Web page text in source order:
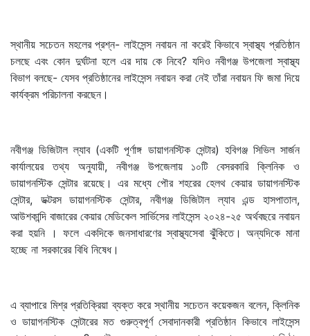
স্থানীয় সচেতন মহলের প্রশ্ন- লাইসেন্স নবায়ন না করেই কিভাবে স্বাস্থ্য প্রতিষ্ঠান
চলছে এবং কোন দুর্ঘটনা হলে এর দায় কে নিবে? যদিও নবীগঞ্জ উপজেলা স্বাস্থ্য
বিভাগ বলছে- যেসব প্রতিষ্ঠানের লাইসেন্স নবায়ন করা নেই তাঁরা নবায়ন ফি জমা দিয়ে
কার্যক্রম পরিচালনা করছেন।
নবীগঞ্জ ডিজিটাল ল্যাব (একটি পূর্ণাঙ্গ ডায়াগনস্টিক সেন্টার) হবিগঞ্জ সিভিল সার্জন
কার্যালয়ের তথ্য অনুযায়ী, নবীগঞ্জ উপজেলায় ১০টি বেসরকারি ক্লিনিক ও
ডায়াগনস্টিক সেন্টার রয়েছে। এর মধ্যে পৌর শহরের হেলথ কেয়ার ডায়াগনস্টিক
সেন্টার, ডক্টরস ডায়াগনস্টিক সেন্টার, নবীগঞ্জ ডিজিটাল ল্যাব এন্ড হাসপাতাল,
আউশকান্দি বাজারের কেয়ার মেডিকেল সার্ভিসের লাইসেন্স ২০২৪-২৫ অর্থবছরে নবায়ন
করা হয়নি । ফলে একদিকে জনসাধারণের স্বাস্থ্যসেবা ঝুঁকিতে। অন্যদিকে মানা
হচ্ছে না সরকারের বিধি নিষেধ।
এ ব্যাপারে মিশ্র প্রতিক্রিয়া ব্যক্ত করে স্থানীয় সচেতন কয়েকজন বলেন, ক্লিনিক
ও ডায়াগনস্টিক সেন্টারের মত গুরুত্বপূর্ণ সেবাদানকারী প্রতিষ্ঠান কিভাবে লাইসেন্স